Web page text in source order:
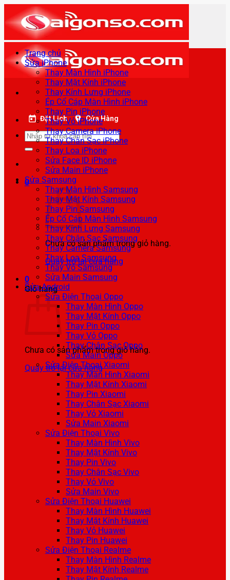
qua
nội
dung
Đặt Lịch Cửa Hàng
Tìm
kiếm:
0
Chưa có sản phẩm trong giỏ hàng.
Quay trở lại cửa hàng
0
Giỏ hàng
Chưa có sản phẩm trong giỏ hàng.
Quay trở lại cửa hàng
Trang chủ
Sửa iPhone
Thay Màn Hình iPhone
Thay Mặt Kính iPhone
Thay Kính Lưng iPhone
Ép Cổ Cáp Màn Hình iPhone
Thay Pin iPhone
Thay Vỏ iPhone
Thay Camera iPhone
Thay Chân Sạc iPhone
Thay Loa iPhone
Sửa Face ID iPhone
Sửa Main iPhone
Sửa Samsung
Thay Màn Hình Samsung
Thay Mặt Kính Samsung
Thay Pin Samsung
Ép Cổ Cáp Màn Hình Samsung
Thay Kính Lưng Samsung
Thay Chân Sạc Samsung
Thay Camera Samsung
Thay Loa Samsung
Thay Vỏ Samsung
Sửa Main Samsung
Sửa Android
Sửa Điện Thoại Oppo
Thay Màn Hình Oppo
Thay Mặt Kính Oppo
Thay Pin Oppo
Thay Vỏ Oppo
Thay Chân Sạc Oppo
Sửa Main Oppo
Sửa Điện Thoại Xiaomi
Thay Màn Hình Xiaomi
Thay Mặt Kính Xiaomi
Thay Pin Xiaomi
Thay Chân Sạc Xiaomi
Thay Vỏ Xiaomi
Sửa Main Xiaomi
Sửa Điện Thoại Vivo
Thay Màn Hình Vivo
Thay Mặt Kính Vivo
Thay Pin Vivo
Thay Chân Sạc Vivo
Thay Vỏ Vivo
Sửa Main Vivo
Sửa Điện Thoại Huawei
Thay Màn Hình Huawei
Thay Mặt Kính Huawei
Thay Vỏ Huawei
Thay Pin Huawei
Sửa Điện Thoại Realme
Thay Màn Hình Realme
Thay Mặt Kính Realme